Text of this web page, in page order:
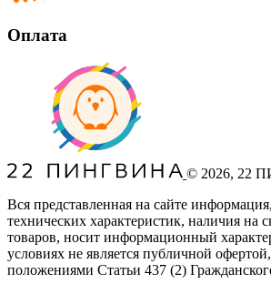
Оплата
© 2026, 22
Вся представленная на сайте
технических характеристик, наличия на
товаров, носит информационный
условиях не является публичной
положениями Статьи 437 (2)